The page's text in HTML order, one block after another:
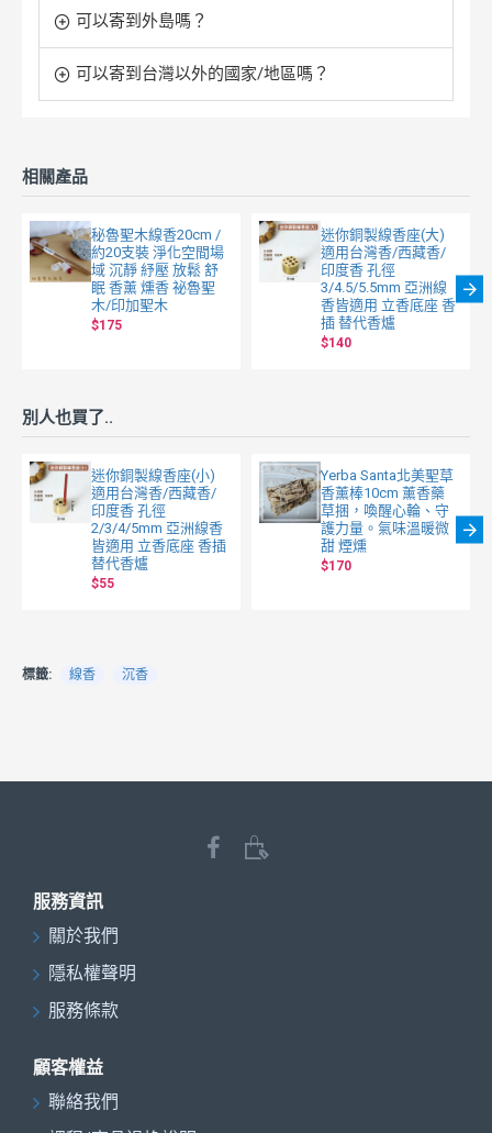
可以寄到外島嗎？
可以寄到台灣以外的國家/地區嗎？
相關產品
秘魯聖木線香20cm /
約20支裝 淨化空間場
域 沉靜 紓壓 放鬆 舒
眠 香薰 燻香 祕魯聖
木/印加聖木
$175
迷你銅製線香座(大)
適用台灣香/西藏香/
印度香 孔徑
3/4.5/5.5mm 亞洲線
香皆適用 立香底座 香
插 替代香爐
$140
別人也買了..
迷你銅製線香座(小)
適用台灣香/西藏香/
印度香 孔徑
2/3/4/5mm 亞洲線香
皆適用 立香底座 香插
替代香爐
$55
Yerba Santa北美聖草
香薰棒10cm 薰香藥
草捆，喚醒心輪、守
護力量。氣味溫暖微
甜 煙燻
$170
標籤: 線香 沉香
服務資訊
關於我們
隱私權聲明
服務條款
顧客權益
聯絡我們